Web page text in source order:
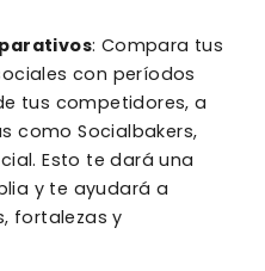
: Compara tus
con períodos
tus competidores, a
como Socialbakers,
Esto te dará una
y te ayudará a
fortalezas y